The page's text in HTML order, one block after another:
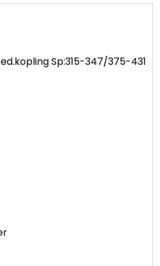
Sp:315-347/375-431